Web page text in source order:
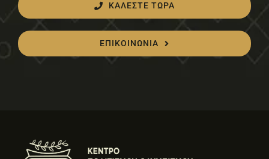
ΚΑΛΕΣΤΕ ΤΩΡΑ
ΕΠΙΚΟΙΝΩΝΙΑ